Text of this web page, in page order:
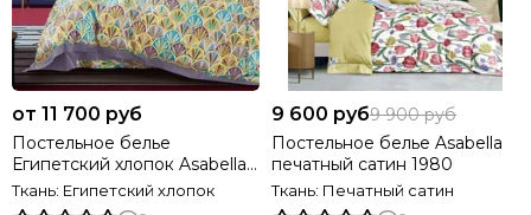
от 11 700 руб
Постельное белье
Египетский хлопок Asabella
1955
Ткань: Египетский хлопок
9 600 руб9 900 руб
Постельное белье Asabella
печатный сатин 1980
Ткань: Печатный сатин